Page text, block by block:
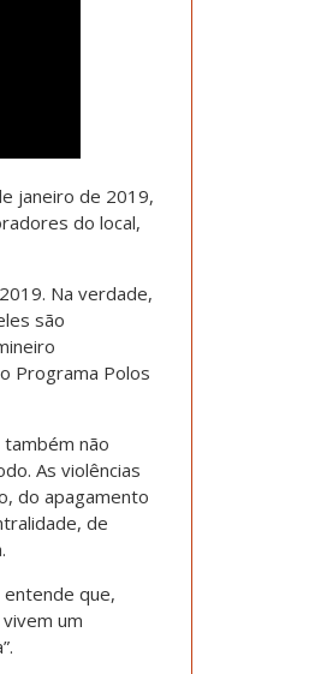
janeiro de 2019,
do local,
Na verdade,
são
Programa Polos
não
As violências
do apagamento
de
que,
um